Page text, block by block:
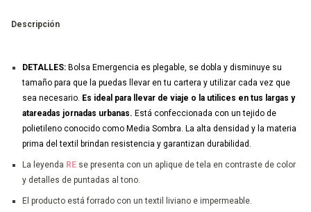
Descripción
DETALLES: Bolsa Emergencia es plegable, se dobla y disminuye su
tamaño para que la puedas llevar en tu cartera y utilizar cada vez que
sea necesario. Es ideal para llevar de viaje o la utilices en tus largas y
atareadas jornadas urbanas. Está confeccionada con un tejido de
polietileno conocido como Media Sombra. La alta densidad y la materia
prima del textil brindan resistencia y garantizan durabilidad.
La leyenda RE se presenta con un aplique de tela en contraste de color
y detalles de puntadas al tono.
El producto está forrado con un textil liviano e impermeable.